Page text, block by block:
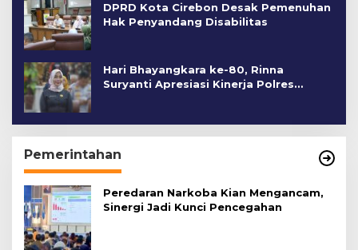
DPRD Kota Cirebon Desak Pemenuhan
Hak Penyandang Disabilitas
Hari Bhayangkara ke-80, Rinna
Suryanti Apresiasi Kinerja Polres
Pemerintahan
Peredaran Narkoba Kian Mengancam,
Sinergi Jadi Kunci Pencegahan